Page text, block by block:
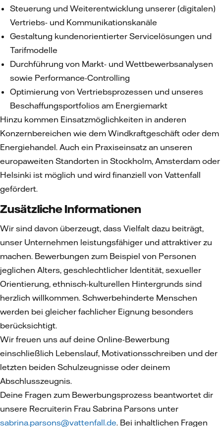
Steuerung und Weiterentwicklung unserer (digitalen)
Vertriebs- und Kommunikationskanäle
Gestaltung kundenorientierter Servicelösungen und
Tarifmodelle
Durchführung von Markt- und Wettbewerbsanalysen
sowie Performance-Controlling
Optimierung von Vertriebsprozessen und unseres
Beschaffungsportfolios am Energiemarkt
Hinzu kommen Einsatzmöglichkeiten in anderen
Konzernbereichen wie dem Windkraftgeschäft oder dem
Energiehandel. Auch ein Praxiseinsatz an unseren
europaweiten Standorten in Stockholm, Amsterdam oder
Helsinki ist möglich und wird finanziell von Vattenfall
gefördert.
Zusätzliche Informationen
Wir sind davon überzeugt, dass Vielfalt dazu beiträgt,
unser Unternehmen leistungsfähiger und attraktiver zu
machen. Bewerbungen zum Beispiel von Personen
jeglichen Alters, geschlechtlicher Identität, sexueller
Orientierung, ethnisch-kulturellen Hintergrunds sind
herzlich willkommen. Schwerbehinderte Menschen
werden bei gleicher fachlicher Eignung besonders
berücksichtigt.
Wir freuen uns auf deine Online-Bewerbung
einschließlich Lebenslauf, Motivationsschreiben und der
letzten beiden Schulzeugnisse oder deinem
Abschlusszeugnis.
Deine Fragen zum Bewerbungsprozess beantwortet dir
unsere Recruiterin Frau Sabrina Parsons unter
sabrina.parsons@vattenfall.de. Bei inhaltlichen Fragen